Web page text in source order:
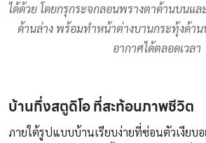
ได้ด้วย โดยกรุกระจกลอนพรางตาด้านบนแ
ด้านล่าง พร้อมทำหน้าต่างบานกระทุ้งด้า
อากาศได้ตลอดเวลา
บ้านกึ่งสตูดิโอ ที่สะท้อนภาพชีวิต
ภายใต้รูปแบบบ้านเรียบง่ายที่ซ่อนตัวเงียบ